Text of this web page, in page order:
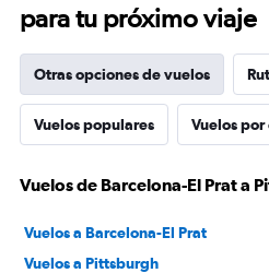
para tu próximo viaje
Otras opciones de vuelos
Vuelos populares Vuelos por
Vuelos de Barcelona-El Prat a
Vuelos a Barcelona-El Prat
Vuelos a Pittsburgh